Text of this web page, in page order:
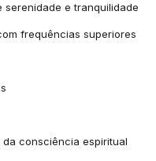
serenidade e tranquilidade
frequências superiores
da consciência espiritual